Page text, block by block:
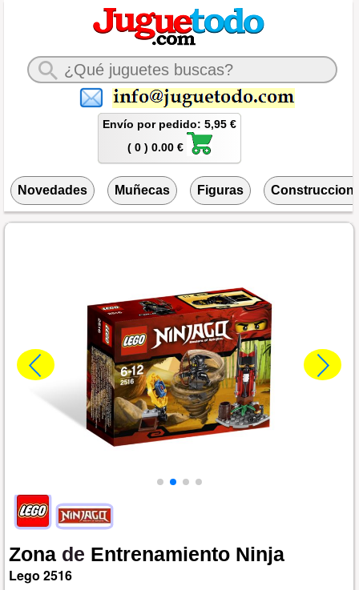
Envío por pedido: 5,95 €
( 0 ) 0.00 €
Novedades Muñecas Figuras
Zona de Entrenamiento Ninja
Lego 2516